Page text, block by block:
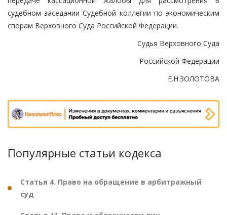
судебном заседании Судебной коллегии по экономическим
спорам Верховного Суда Российской Федерации.
Судья Верховного Суда
Российской Федерации
Е.Н.ЗОЛОТОВА
Популярные статьи кодекса
Статья 4. Право на обращение в арбитражный
суд